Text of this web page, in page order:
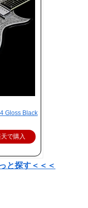
Gloss Black
で購入
と探す＜＜＜